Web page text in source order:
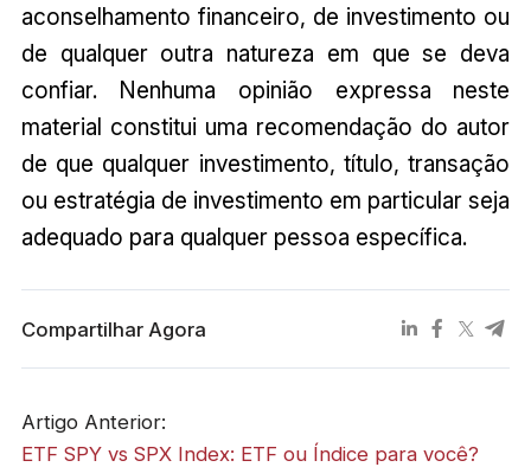
aconselhamento financeiro, de investimento ou
de qualquer outra natureza em que se deva
confiar. Nenhuma opinião expressa neste
material constitui uma recomendação do autor
de que qualquer investimento, título, transação
ou estratégia de investimento em particular seja
adequado para qualquer pessoa específica.
Compartilhar Agora
Artigo Anterior:
ETF SPY vs SPX Index: ETF ou Índice para você?